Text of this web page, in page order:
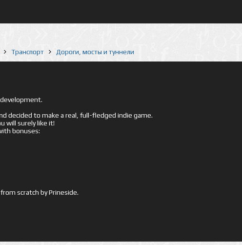
Транспорт Дороги, мосты и туннели
decided to make a real, full-fledged indie game.
will surely like it!
bonuses:
scratch by Prineside.